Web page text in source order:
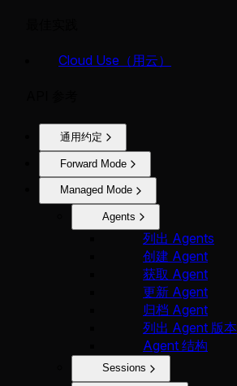
Cloud Use（用云）
通用约定
Forward Mode
Managed Mode
Agents
列出 Agents
创建 Agent
获取 Agent
更新 Agent
归档 Agent
列出 Agent 版本
Agent 结构
Sessions